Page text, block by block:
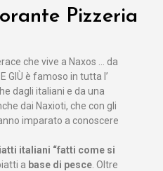
Pizzeria
che vive a Naxos … da
GIÙ è famoso in tutta l’
dagli italiani e da una
dai Naxioti, che con gli
imparato a conoscere
italiani “fatti come si
a base di pesce . Oltre